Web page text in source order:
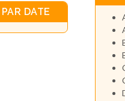
DATE